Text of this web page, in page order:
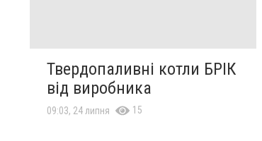
Твердопаливні котли БРІК
від виробника
09:03, 24 липня 15